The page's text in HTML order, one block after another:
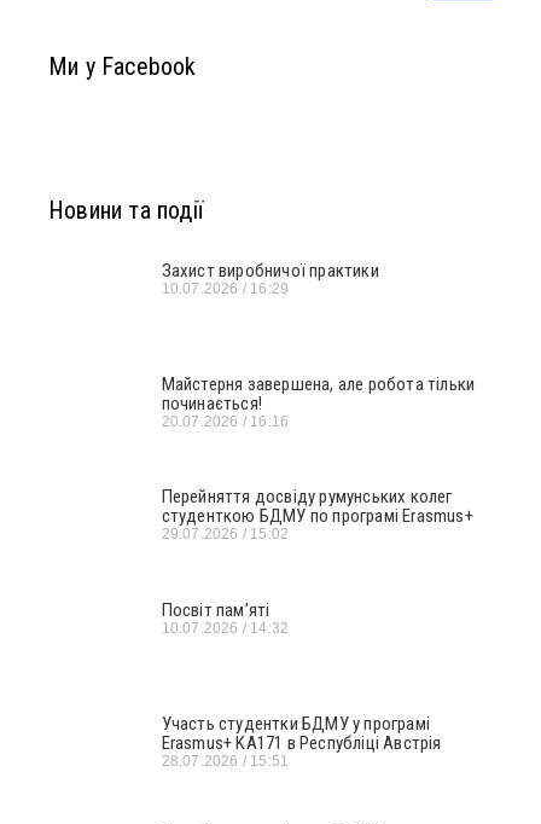
Ми у Facebook
Новини та події
Захист виробничої практики
10.07.2026 16:29
Майстерня завершена, але робота тільки
починається!
20.07.2026 16:16
Перейняття досвіду румунських колег
студенткою БДМУ по програмі Erasmus+
29.07.2026 15:02
Посвіт пам’яті
10.07.2026 14:32
Участь студентки БДМУ у програмі
Erasmus+ KA171 в Республіці Австрія
28.07.2026 15:51